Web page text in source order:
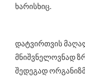
ხარისხიც.
დატვირთვის
მნიშვნელოვნად
შედეგად